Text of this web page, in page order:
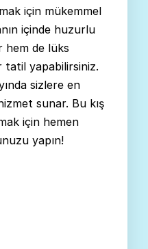
için mükemmel
içinde huzurlu
hem de lüks
yapabilirsiniz.
sizlere en
sunar. Bu kış
için hemen
yapın!